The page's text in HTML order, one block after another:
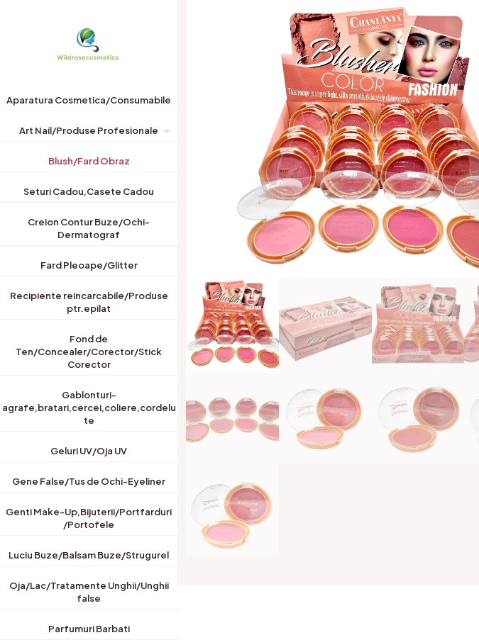
Aparatura Cosmetica/Consumabile
Art Nail/Produse Profesionale
Blush/Fard Obraz
Seturi Cadou,Casete Cadou
Creion Contur Buze/Ochi-
Dermatograf
Fard Pleoape/Glitter
Recipiente reincarcabile/Produse
ptr.epilat
Fond de
Ten/Concealer/Corector/Stick
Corector
Gablonturi-
agrafe,bratari,cercei,coliere,cordelu
te
Geluri UV/Oja UV
Gene False/Tus de Ochi-Eyeliner
Genti Make-Up,Bijuterii/Portfarduri
/Portofele
Luciu Buze/Balsam Buze/Strugurel
Oja/Lac/Tratamente Unghii/Unghii
false
Parfumuri Barbati